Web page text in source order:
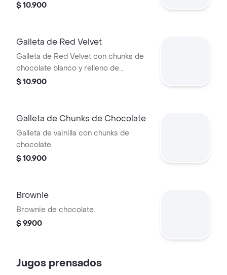
$ 10.900
Galleta de Red Velvet
Galleta de Red Velvet con chunks de
chocolate blanco y relleno de
Cheesecake.
$ 10.900
Galleta de Chunks de Chocolate
Galleta de vainilla con chunks de
chocolate.
$ 10.900
Brownie
Brownie de chocolate.
$ 9.900
Jugos prensados